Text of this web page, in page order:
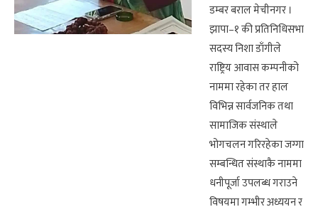
डम्बर बराल मेचीनगर ।
झापा–१ की प्रतिनिधिसभा
सदस्य निशा डाँगीले
राष्ट्रिय आवास कम्पनीको
नाममा रहेका तर हाल
विभिन्न सार्वजनिक तथा
सामाजिक संस्थाले
भोगचलन गरिरहेका जग्गा
सम्बन्धित संस्थाकै नाममा
धनीपूर्जा उपलब्ध गराउने
विषयमा गम्भीर अध्ययन र